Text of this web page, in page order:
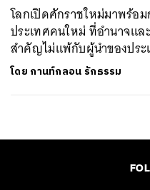
โลกเปิดศักราชใหม่มาพร้อ
ประเทศคนใหม่ ที่อำนาจแล
สำคัญไม่แพ้กับผู้นำของประ
โดย กานท์กลอน รักธรรม